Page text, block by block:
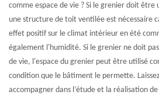
comme espace de vie ? Si le grenier doit être
une structure de toit ventilée est nécessaire
effet positif sur le climat intérieur en été
également l'humidité. Si le grenier ne doit
de vie, l'espace du grenier peut être utilisé
condition que le bâtiment le permette.
accompagner dans l’étude et la réalisation